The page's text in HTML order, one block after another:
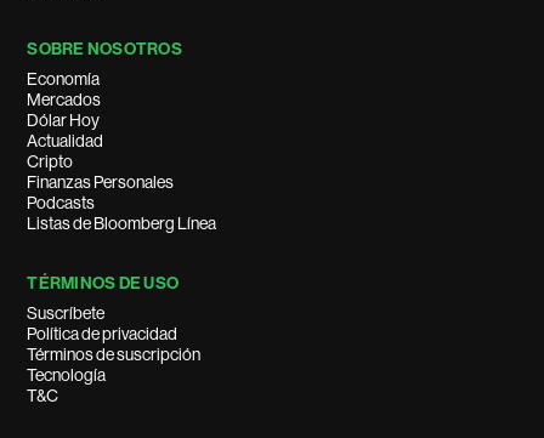
SOBRE NOSOTROS
Economía
Mercados
Dólar Hoy
Actualidad
Cripto
Finanzas Personales
Podcasts
Listas de Bloomberg Línea
TÉRMINOS DE USO
Suscríbete
Política de privacidad
Términos de suscripción
Tecnología
T&C